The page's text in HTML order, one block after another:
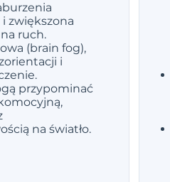
zwiększona
ruch.
(brain fog),
i
przypominać
na światło.